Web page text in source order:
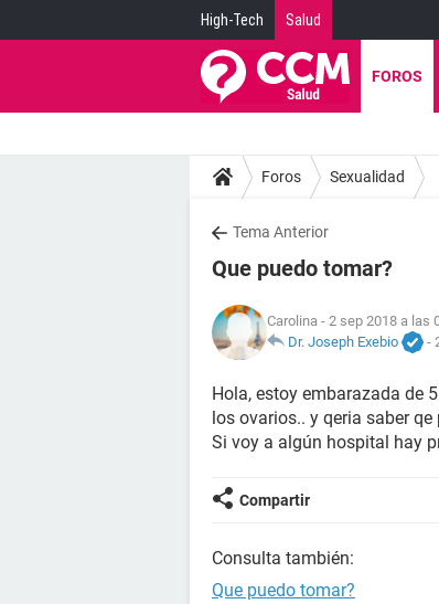
High-Tech Salud
FOROS
Foros Sexualidad
Tema Anterior
Que puedo tomar?
Carolina - 2 sep 2018 a las
Dr. Joseph Exebio
-
Hola, estoy embarazada de
los ovarios.. y qeria saber
Si voy a algún hospital hay
Compartir
Consulta también:
Que puedo tomar?